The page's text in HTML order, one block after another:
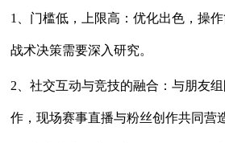
1、门槛低，上限高：优化出色，操
战术决策需要深入研究。
2、社交互动与竞技的融合：与朋友
作，现场赛事直播与粉丝创作共同营